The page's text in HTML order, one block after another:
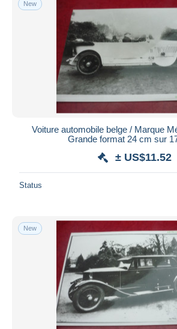
New
Voiture automobile belge / Marque
Grande format 24 cm sur
± US$11.52
Status
New